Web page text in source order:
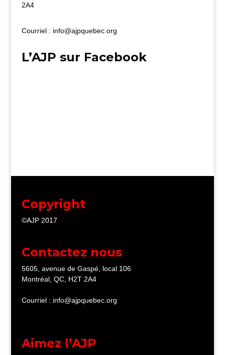
2A4
Courriel : info@ajpquebec.org
L’AJP sur Facebook
Copyright
©AJP 2017
Contactez nous
5605, avenue de Gaspé, local 106
Montréal, QC, H2T 2A4
Courriel : info@ajpquebec.org
Aimez l’AJP